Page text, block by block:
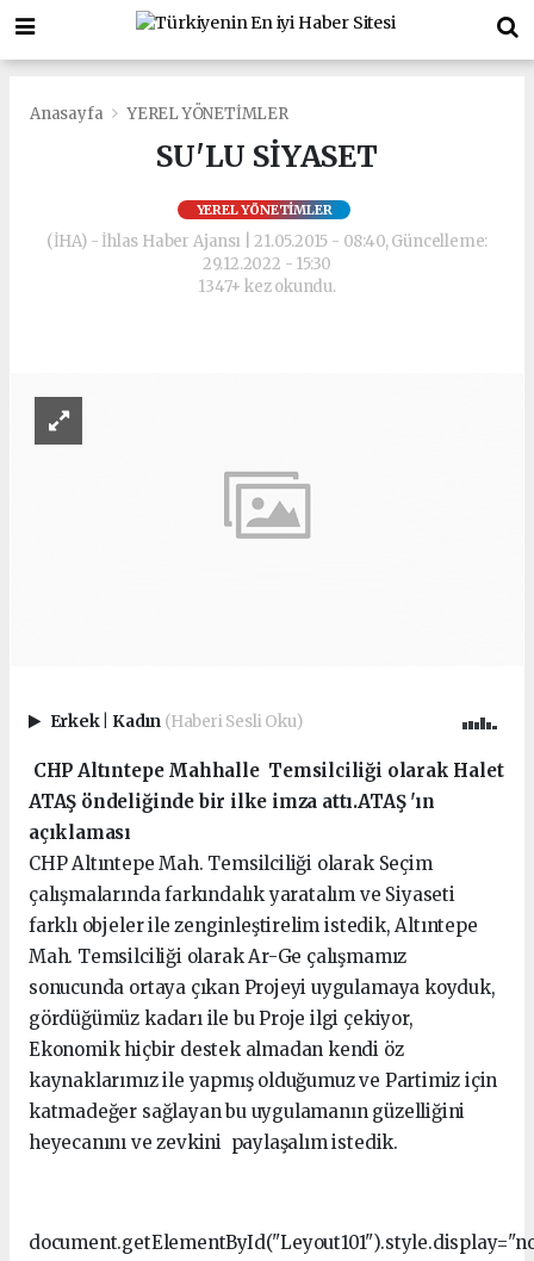
Anasayfa YEREL YÖNETİMLER
SU'LU SİYASET
YEREL YÖNETİMLER
(İHA) - İhlas Haber Ajansı | 21.05.2015 - 08:40, Güncelleme:
29.12.2022 - 15:30
1347+ kez okundu.
Erkek Kadın (Haberi Sesli Oku)
CHP Altıntepe Mahhalle Temsilciliği olarak Halet
ATAŞ öndeliğinde bir ilke imza attı.ATAŞ 'ın
açıklaması
CHP Altıntepe Mah. Temsilciliği olarak Seçim
çalışmalarında farkındalık yaratalım ve Siyaseti
farklı objeler ile zenginleştirelim istedik, Altıntepe
Mah. Temsilciliği olarak Ar-Ge çalışmamız
sonucunda ortaya çıkan Projeyi uygulamaya koyduk,
gördüğümüz kadarı ile bu Proje ilgi çekiyor,
Ekonomik hiçbir destek almadan kendi öz
kaynaklarımız ile yapmış olduğumuz ve Partimiz için
katmadeğer sağlayan bu uygulamanın güzelliğini
heyecanını ve zevkini paylaşalım istedik.